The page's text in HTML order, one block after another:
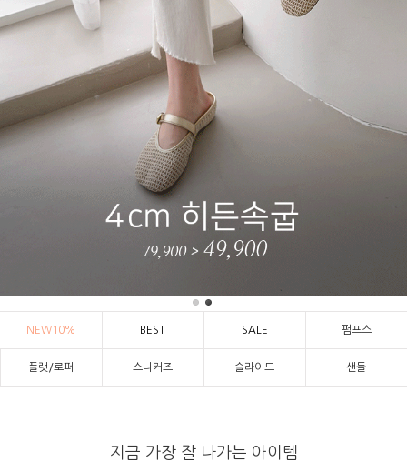
NEW10% BEST SALE 펌프스
플랫/로퍼 스니커즈 슬라이드 샌들
지금 가장 잘 나가는 아이템